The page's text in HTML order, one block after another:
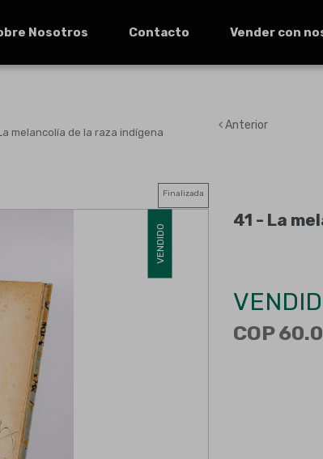
Nosotros Contacto Vender con
melancolía de la raza indígena
Anterior
Finalizada
VENDIDO
41 - La
COP